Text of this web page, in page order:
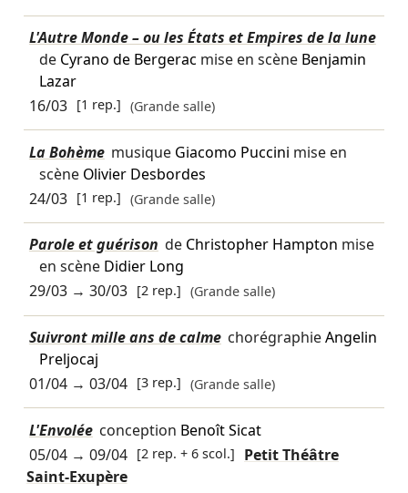
L'Autre Monde – ou les États et Empires de la lune
de Cyrano de Bergerac mise en scène Benjamin
Lazar
16/03 [1 rep.] (Grande salle)
La Bohème musique Giacomo Puccini mise en
scène Olivier Desbordes
24/03 [1 rep.] (Grande salle)
Parole et guérison de Christopher Hampton mise
en scène Didier Long
29/03→ 30/03 [2 rep.] (Grande salle)
Suivront mille ans de calme chorégraphieAngelin
Preljocaj
01/04→ 03/04 [3 rep.] (Grande salle)
L'Envolée conception Benoît Sicat
05/04→ 09/04 [2 rep. + 6 scol.]
Petit Théâtre
Saint-Exupère